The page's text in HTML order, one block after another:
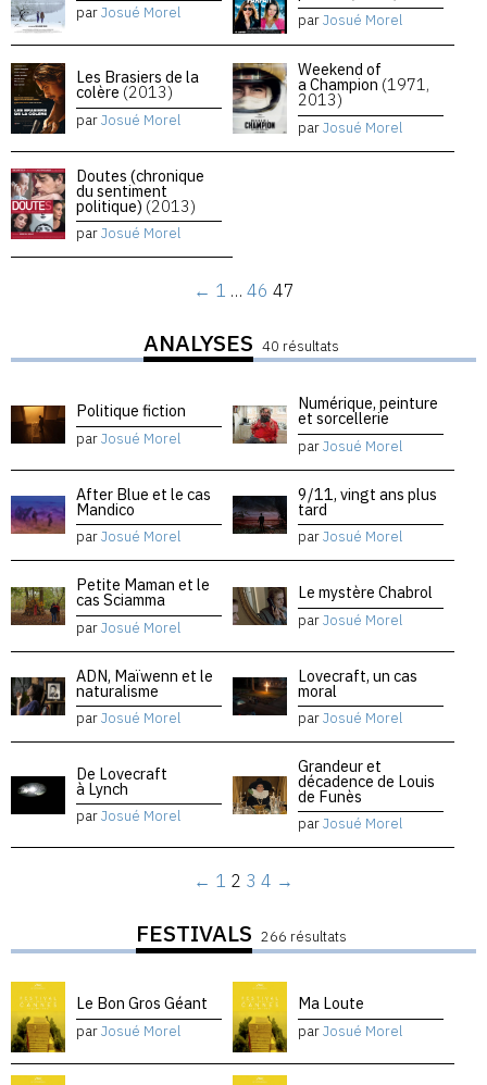
parJosué Morel parJosué Morel
Les Brasiers de la
colère (2013)
parJosué Morel
Weekend of
a Champion (1971,
2013)
parJosué Morel
Doutes (chronique
du sentiment
politique) (2013)
parJosué Morel
← 1 … 46 47
ANALYSES 40 résultats
Politique fiction
parJosué Morel
Numérique, peinture
et sorcellerie
parJosué Morel
After Blue et le cas
Mandico
parJosué Morel
9/11, vingt ans plus
tard
parJosué Morel
Petite Maman et le
cas Sciamma
parJosué Morel
Le mystère Chabrol
parJosué Morel
ADN, Maïwenn et le
naturalisme
parJosué Morel
Lovecraft, un cas
moral
parJosué Morel
De Lovecraft
à Lynch
parJosué Morel
Grandeur et
décadence de Louis
de Funès
parJosué Morel
← 1 2 3 4 →
FESTIVALS 266 résultats
Le Bon Gros Géant
parJosué Morel
Ma Loute
parJosué Morel